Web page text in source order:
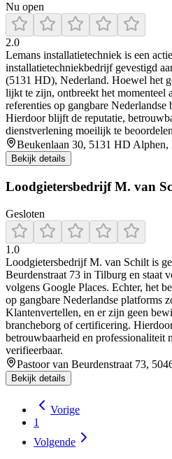
Nu open
2.0
Lemans installatietechniek is een
installatietechniekbedrijf gevestigd
(5131 HD), Nederland. Hoewel het
lijkt te zijn, ontbreekt het momenteel
referenties op gangbare Nederlandse
Hierdoor blijft de reputatie,
dienstverlening moeilijk te
Beukenlaan 30, 5131 HD Alphen,
Bekijk details
Loodgietersbedrijf M. van
Gesloten
1.0
Loodgietersbedrijf M. van Schilt is
Beurdenstraat 73 in Tilburg en staat
volgens Google Places. Echter, het
op gangbare Nederlandse platforms
Klantenvertellen, en er zijn geen
brancheborg of certificering.
betrouwbaarheid en professionaliteit
verifieerbaar.
Pastoor van Beurdenstraat 73,
Bekijk details
Vorige
1
Volgende